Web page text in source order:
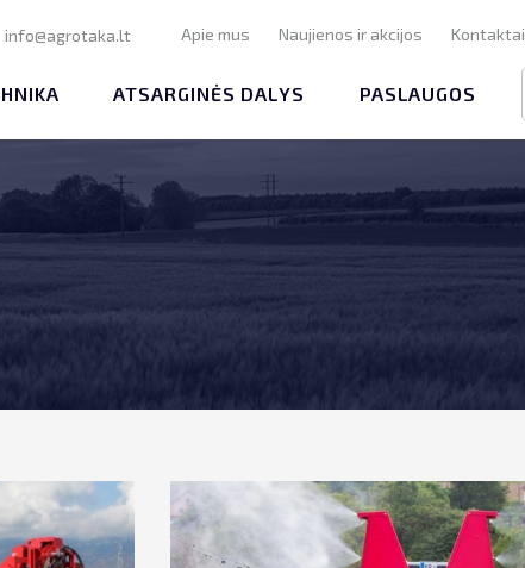
info@agrotaka.lt Apie mus Naujienos ir akcijos Kontaktai
ATSARGINĖS DALYS PASLAUGOS